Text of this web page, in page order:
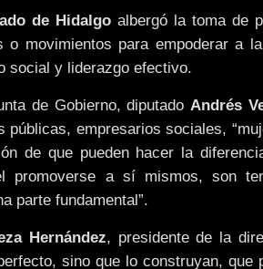
de Hidalgoalbergó la toma de
o movimientos para empoderar a
social y liderazgo efectivo.
de Gobierno, diputado Andrés
públicas, empresarios sociales,
de que pueden hacer la
promoverse a sí mismos, son
parte fundamental”.
Hernández, presidente de la
sino que lo construyan,